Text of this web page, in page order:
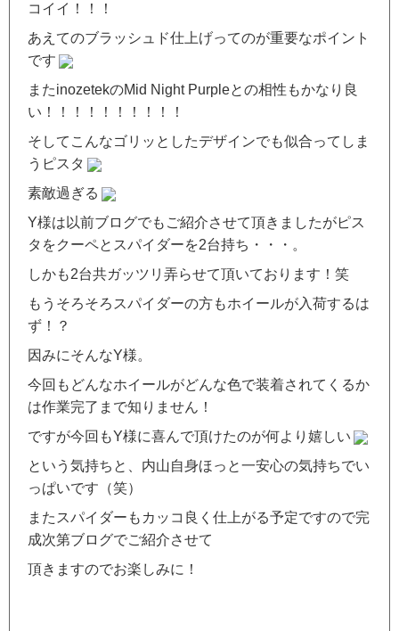
コイイ！！！
あえてのブラッシュド仕上げってのが重要なポイント
です
またinozetekのMid Night Purpleとの相性もかなり良
い！！！！！！！！！！
そしてこんなゴリッとしたデザインでも似合ってしま
うピスタ
素敵過ぎる
Y様は以前ブログでもご紹介させて頂きましたがピス
タをクーペとスパイダーを2台持ち・・・。
しかも2台共ガッツリ弄らせて頂いております！笑
もうそろそろスパイダーの方もホイールが入荷するは
ず！？
因みにそんなY様。
今回もどんなホイールがどんな色で装着されてくるか
は作業完了まで知りません！
ですが今回もY様に喜んで頂けたのが何より嬉しい
という気持ちと、内山自身ほっと一安心の気持ちでい
っぱいです（笑）
またスパイダーもカッコ良く仕上がる予定ですので完
成次第ブログでご紹介させて
頂きますのでお楽しみに！